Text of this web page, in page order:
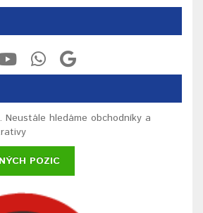
hledáme obchodníky a
POZIC